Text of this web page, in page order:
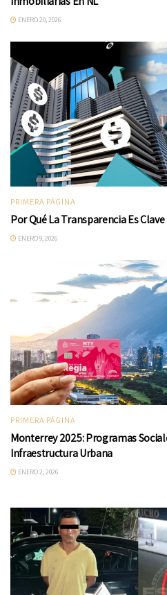
ENERO 20, 2026
PRIMERA PÁGINA
Por Qué La Transparencia Es
ENERO 9, 2026
PRIMERA PÁGINA
Monterrey 2025: Programas
Infraestructura Urbana
ENERO 2, 2026